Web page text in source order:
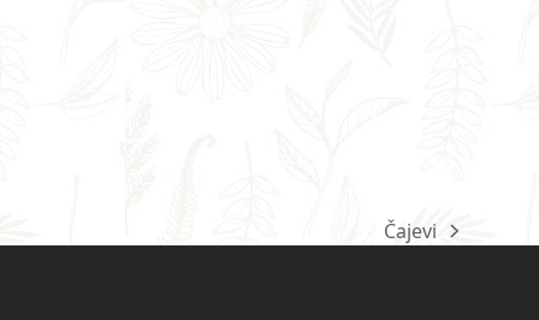
next
Čajevi